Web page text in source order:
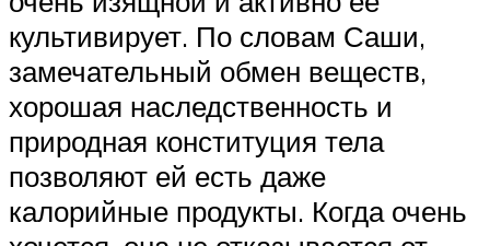
культивирует. По словам Саши,
замечательный обмен веществ,
хорошая наследственность и
природная конституция тела
позволяют ей есть даже
калорийные продукты. Когда очень